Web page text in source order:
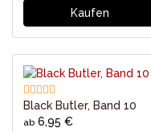
Kaufen
Black Butler, Band 10
ab 6,95 €